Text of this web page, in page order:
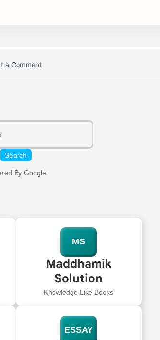
a Comment
Search
By Google
MS
Maddhamik
Solution
Knowledge Like Books
ESSAY